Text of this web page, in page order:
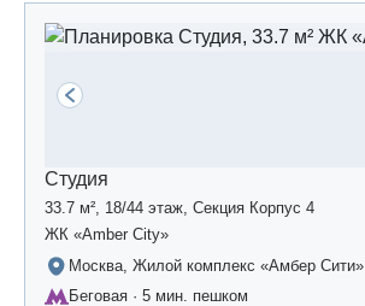
Студия
33.7 м², 18/44 этаж, Секция Корпус 4
ЖК «Amber Сity»
Москва, Жилой комплекс «Амбер Сити»
Беговая · 5 мин. пешком